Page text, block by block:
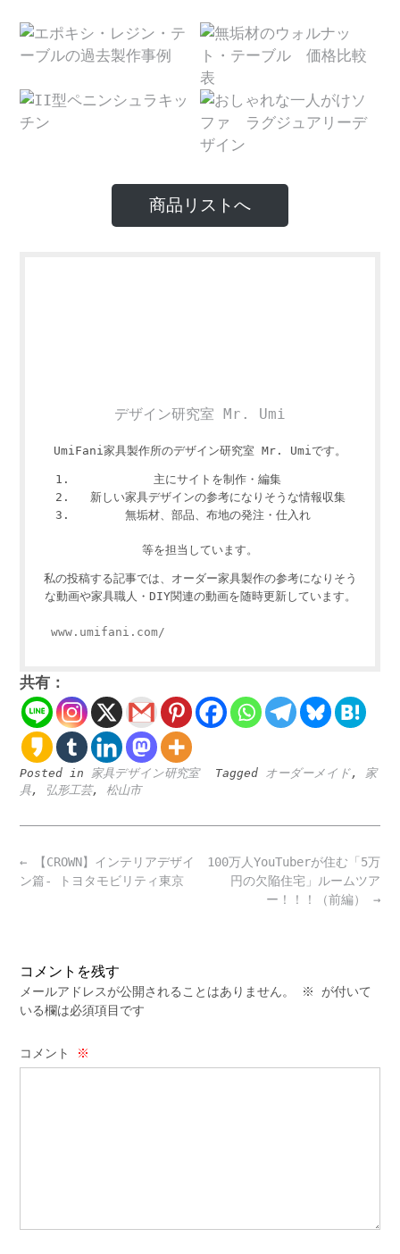
商品リストへ
デザイン研究室 Mr. Umi
UmiFani家具製作所のデザイン研究室 Mr. Umiです。
主にサイトを制作・編集
新しい家具デザインの参考になりそうな情報収集
無垢材、部品、布地の発注・仕入れ
等を担当しています。
私の投稿する記事では、オーダー家具製作の参考になりそう
な動画や家具職人・DIY関連の動画を随時更新しています。
www.umifani.com/
共有：
Posted in 家具デザイン研究室 Tagged オーダーメイド, 家
具, 弘形工芸, 松山市
Post
navigation
100万人YouTuberが住む「5万
円の欠陥住宅」ルームツア
ー！！！（前編） →
← 【CROWN】インテリアデザイ
ン篇- トヨタモビリティ東京
コメントを残す
メールアドレスが公開されることはありません。 ※
が付いて
いる欄は必須項目です
コメント ※